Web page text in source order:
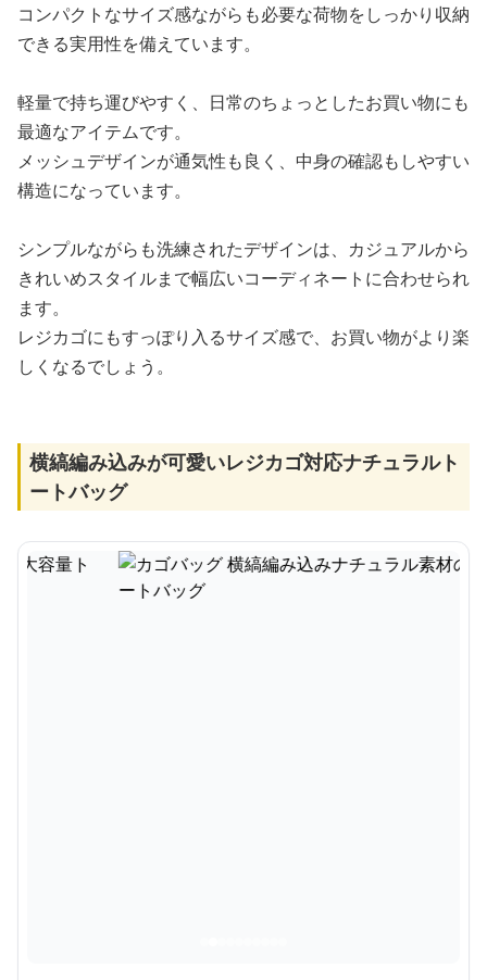
コンパクトなサイズ感ながらも必要な荷物をしっかり収納
できる実用性を備えています。
軽量で持ち運びやすく、日常のちょっとしたお買い物にも
最適なアイテムです。
メッシュデザインが通気性も良く、中身の確認もしやすい
構造になっています。
シンプルながらも洗練されたデザインは、カジュアルから
きれいめスタイルまで幅広いコーディネートに合わせられ
ます。
レジカゴにもすっぽり入るサイズ感で、お買い物がより楽
しくなるでしょう。
横縞編み込みが可愛いレジカゴ対応ナチュラルト
ートバッグ